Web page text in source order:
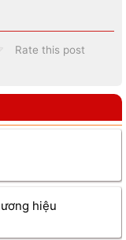
với các kích thước
bếp.
tòa nhà.
cáo.
đen
Rate this post
hiệu